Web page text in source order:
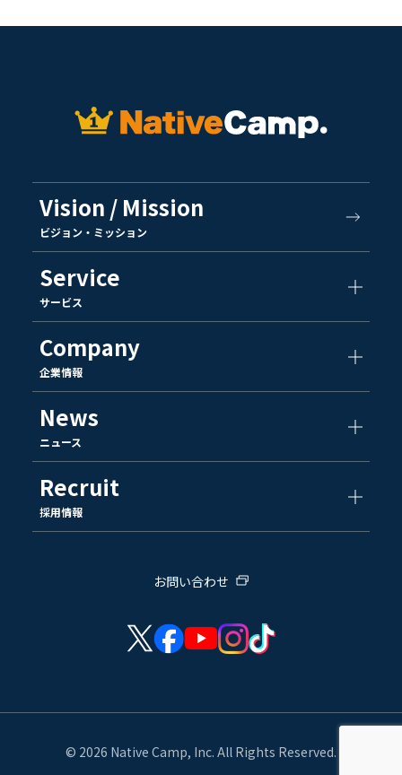
Vision / Mission
ビジョン・ミッション
Service
サービス
Company
企業情報
News
ニュース
Recruit
採用情報
お問い合わせ
© 2026 Native Camp, Inc. All Rights Reserved.